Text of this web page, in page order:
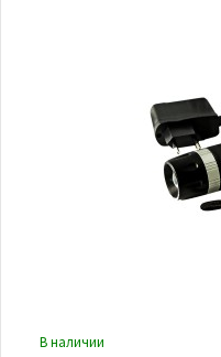
В наличии